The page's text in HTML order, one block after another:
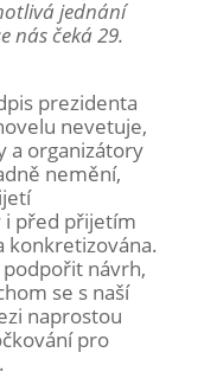
jednání
nás čeká 29.
prezidenta
nevetuje,
a organizátory
nemění,
i před přijetím
konkretizována.
návrh,
se s naší
naprostou
pro